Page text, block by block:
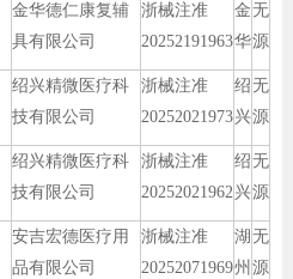
金华德仁康复辅
具有限公司
浙械注准
20252191963
金
华
无
源
绍兴精微医疗科
技有限公司
浙械注准
20252021973
绍
兴
无
源
绍兴精微医疗科
技有限公司
浙械注准
20252021962
绍
兴
无
源
安吉宏德医疗用
品有限公司
浙械注准
20252071969
湖
州
无
源